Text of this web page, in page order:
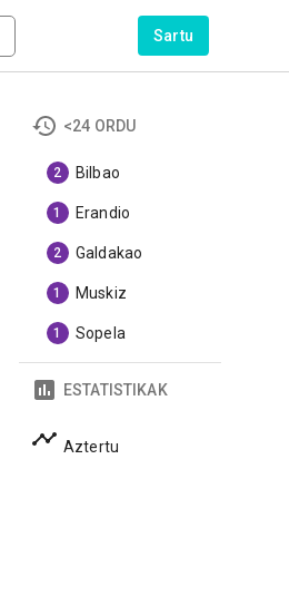
Sartu
<24 ORDU
2 Bilbao
1 Erandio
2 Galdakao
1 Muskiz
1 Sopela
ESTATISTIKAK
Aztertu